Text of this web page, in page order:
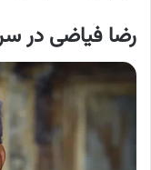
رضا فیاضی در